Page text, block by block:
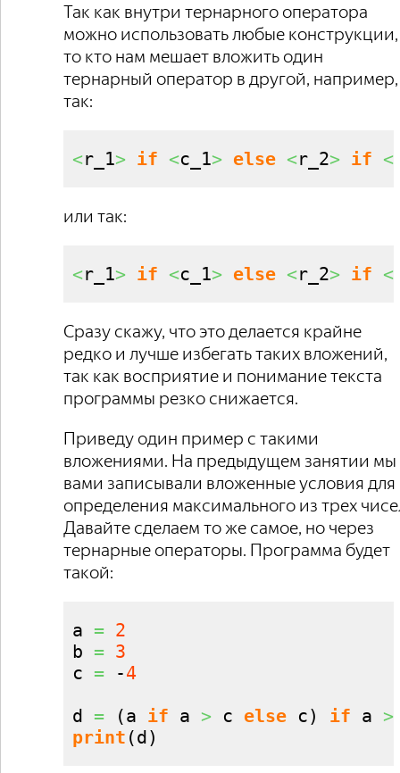
Так как внутри тернарного оператора
можно использовать любые конструкции,
то кто нам мешает вложить один
тернарный оператор в другой, например,
так:
<r_1> if <c_1> else <r_2> if <
или так:
<r_1> if <c_1> else <r_2> if <
Сразу скажу, что это делается крайне
редко и лучше избегать таких вложений,
так как восприятие и понимание текста
программы резко снижается.
Приведу один пример с такими
вложениями. На предыдущем занятии мы
вами записывали вложенные условия для
определения максимального из трех
Давайте сделаем то же самое, но через
тернарные операторы. Программа будет
такой:
a = 2
b = 3
c = -4
d = (a if a > c else c) if a >
print (d)